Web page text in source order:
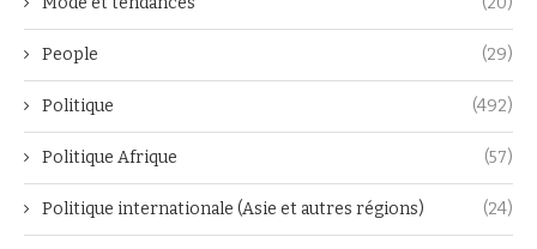
People (29)
Politique (492)
Politique Afrique (57)
Politique internationale (Asie et autres régions) (24)